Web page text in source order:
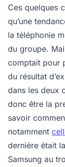
Ces quelques
qu’une
la téléphonie
du groupe.
comptait pour
du résultat
dans les deux
donc être la
savoir
notamment
dernière était
Samsung au